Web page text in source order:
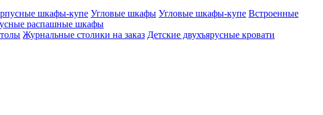
шкафы-купе Угловые шкафы Угловые шкафы-купе Встроенные
распашные шкафы
Журнальные столики на заказ Детские двухъярусные кровати